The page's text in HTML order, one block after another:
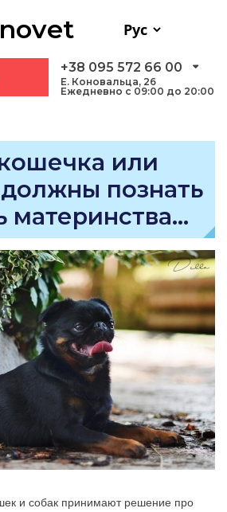
+38 095 572 66 00
Е. Коновальца, 26
Ежедневно с 09:00 до 20:00
или
познать
материнства…
и собак принимают решение про